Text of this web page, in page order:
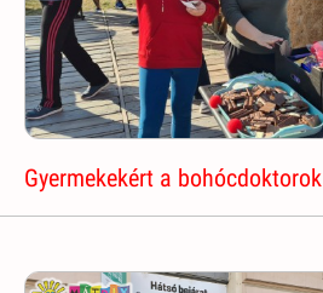
Gyermekekért a bohócdoktorok